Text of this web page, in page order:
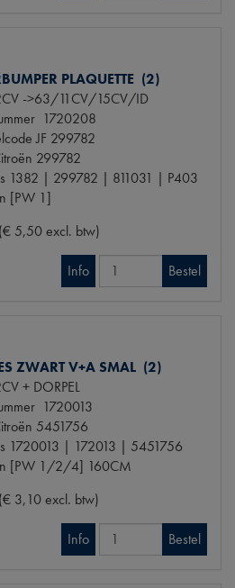
PLAQUETTE (2)
->63/11CV/15CV/ID
1720208
JF 299782
299782
1382 | 299782 | 811031 | P403
[PW 1]
(€ 5,50 excl. btw)
Info Bestel
ZWART V+A SMAL (2)
+ DORPEL
1720013
5451756
1720013 | 172013 | 5451756
[PW 1/2/4] 160CM
(€ 3,10 excl. btw)
Info Bestel